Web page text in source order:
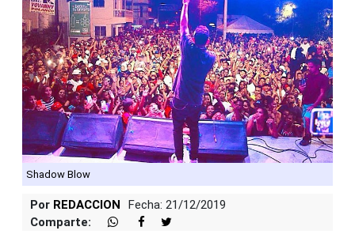
Shadow Blow
Por REDACCION
Fecha: 21/12/2019
Comparte: